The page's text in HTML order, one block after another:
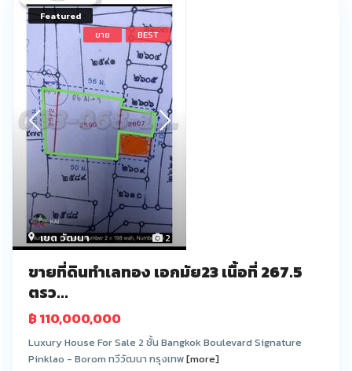
2
เขต วัฒนา
Featured
ขาย
BEST
ขายที่ดินทำเลทอง เอกมัย23 เนื้อที่ 267.5
ตรว...
฿ 110,000,000
Luxury House For Sale 2 ชั้น Bangkok Boulevard Signature
Pinklao - Borom ทวีวัฒนา กรุงเทพ[more]